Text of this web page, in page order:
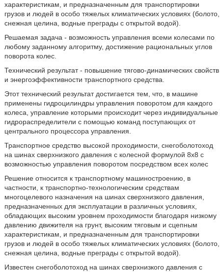
характеристикам, и предназначенным для транспортировки
грузов и людей в особо тяжелых климатических условиях (болото,
снежная целина, водные преграды с открытой водой).
Решаемая задача - возможность управления всеми колесами по
любому заданному алгоритму, достижение рациональных углов
поворота колес.
Технический результат - повышение тягово-динамических свойств
и энергоэффективности транспортного средства.
Этот технический результат достигается тем, что, в машине
применены гидроцилиндры управления поворотом для каждого
колеса, управление которыми происходит через индивидуальные
гидрораспределители с помощью команд поступающих от
центрального процессора управления.
Транспортное средство высокой проходимости, снегоболотоход
на шинах сверхнизкого давления с колесной формулой 8х8 с
возможностью управления поворотом посредством всех колес
Решение относится к транспортному машиностроению, в
частности, к транспортно-технологическим средствам
многоцелевого назначения на шинах сверхнизкого давления,
предназначенных для эксплуатации в различных условиях,
обладающих высоким уровнем проходимости благодаря низкому
давлению движителя на грунт, высоким тяговым и сцепным
характеристикам, и предназначенным для транспортировки
грузов и людей в особо тяжелых климатических условиях (болото,
снежная целина, водные преграды с открытой водой).
Известен снегоболотоход на шинах сверхнизкого давления с